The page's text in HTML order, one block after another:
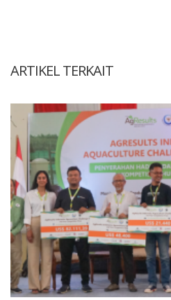
ARTIKEL TERKAIT